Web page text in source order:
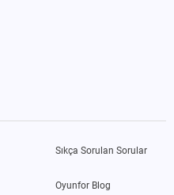
Sıkça Sorulan Sorular
Oyunfor Blog